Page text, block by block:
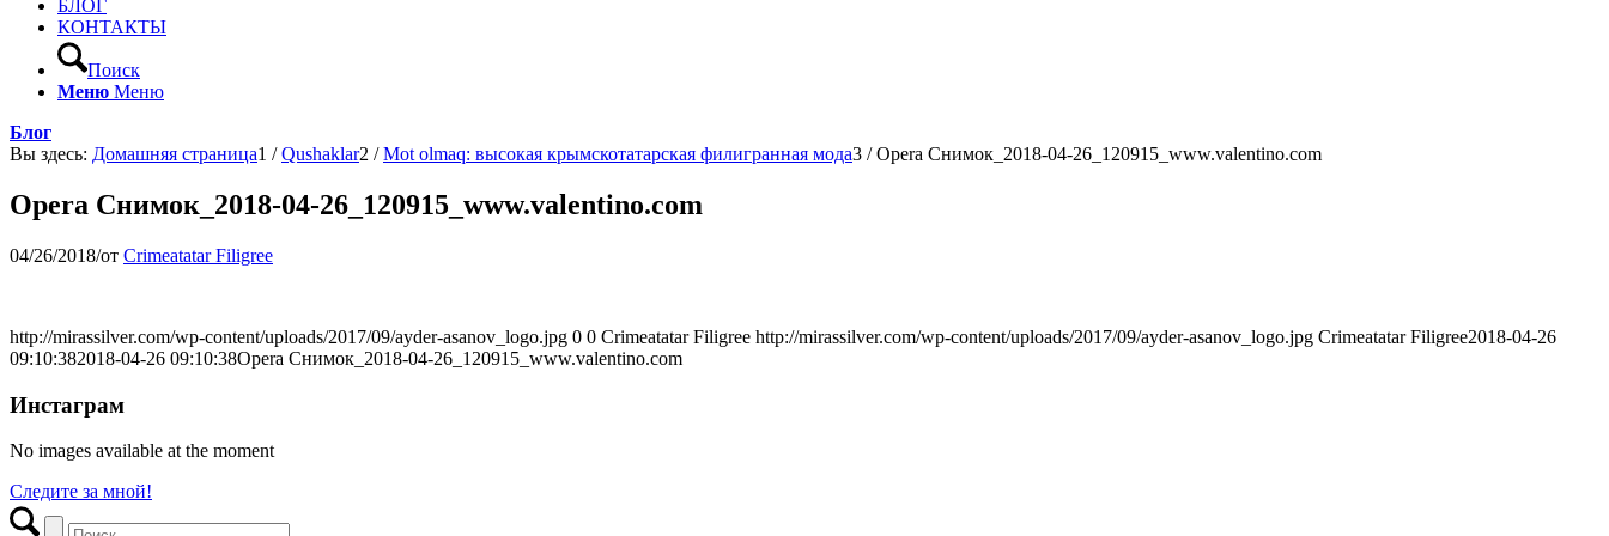
БЛОГ
КОНТАКТЫ
Поиск
Меню Меню
Блог
Вы здесь: Домашняя страница1 / Qushaklar2 / Mot olmaq: высокая крымскотатарская филигранная мода3 / Opera Снимок_2018-04-26_120915_www.valentino.com
Opera Снимок_2018-04-26_120915_www.valentino.com
04/26/2018/от Crimeatatar Filigree
http://mirassilver.com/wp-content/uploads/2017/09/ayder-asanov_logo.jpg 0 0 Crimeatatar Filigree http://mirassilver.com/wp-content/uploads/2017/09/ayder-asanov_logo.jpg Crimeatatar Filigree2018-04-26
09:10:382018-04-26 09:10:38Opera Снимок_2018-04-26_120915_www.valentino.com
Инстаграм
No images available at the moment
Следите за мной!